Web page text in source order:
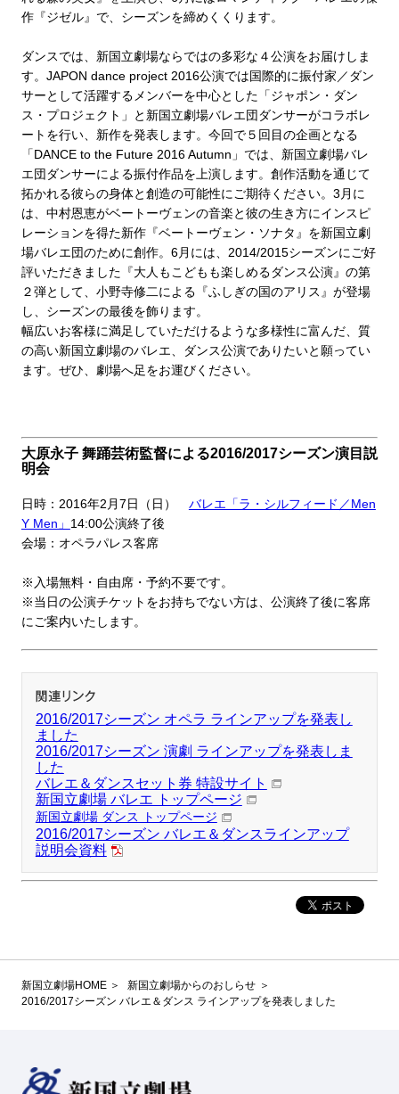
作『ジゼル』で、シーズンを締めくくります。
ダンスでは、新国立劇場ならではの多彩な４公演をお届けしま
す。JAPON dance project 2016公演では国際的に振付家／ダン
サーとして活躍するメンバーを中心とした「ジャポン・ダン
ス・プロジェクト」と新国立劇場バレエ団ダンサーがコラボレ
ートを行い、新作を発表します。今回で５回目の企画となる
「DANCE to the Future 2016 Autumn」では、新国立劇場バレ
エ団ダンサーによる振付作品を上演します。創作活動を通じて
拓かれる彼らの身体と創造の可能性にご期待ください。3月に
は、中村恩恵がベートーヴェンの音楽と彼の生き方にインスピ
レーションを得た新作『ベートーヴェン・ソナタ』を新国立劇
場バレエ団のために創作。6月には、2014/2015シーズンにご好
評いただきました『大人もこどもも楽しめるダンス公演』の第
２弾として、小野寺修二による『ふしぎの国のアリス』が登場
し、シーズンの最後を飾ります。
幅広いお客様に満足していただけるような多様性に富んだ、質
の高い新国立劇場のバレエ、ダンス公演でありたいと願ってい
ます。ぜひ、劇場へ足をお運びください。
大原永子 舞踊芸術監督による2016/2017シーズン演目説
明会
日時：2016年2月7日（日） バレエ「ラ・シルフィード／Men
Y Men」 14:00公演終了後
会場：オペラパレス客席
※入場無料・自由席・予約不要です。
※当日の公演チケットをお持ちでない方は、公演終了後に客席
にご案内いたします。
2016/2017シーズン オペラ ラインアップを発表し
ました
2016/2017シーズン 演劇 ラインアップを発表しま
した
バレエ＆ダンスセット券 特設サイト
新国立劇場 バレエ トップページ
新国立劇場 ダンス トップページ
2016/2017シーズン バレエ＆ダンスラインアップ
説明会資料
新国立劇場HOME
新国立劇場からのおしらせ
2016/2017シーズン バレエ＆ダンス ラインアップを発表しました